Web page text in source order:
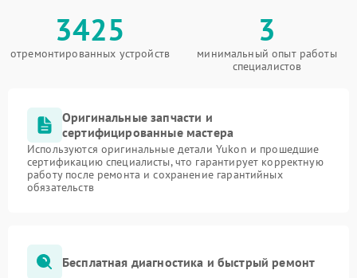
3425
отремонтированных устройств
3
минимальный опыт работы
специалистов
Оригинальные запчасти и
сертифицированные мастера
Используются оригинальные детали Yukon и прошедшие
сертификацию специалисты, что гарантирует корректную
работу после ремонта и сохранение гарантийных
обязательств
Бесплатная диагностика и быстрый ремонт